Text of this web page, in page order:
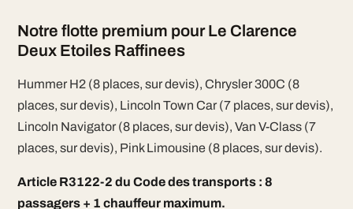
Notre flotte premium pour Le Clarence
Deux Etoiles Raffinees
Hummer H2 (8 places, sur devis), Chrysler 300C (8
places, sur devis), Lincoln Town Car (7 places, sur devis),
Lincoln Navigator (8 places, sur devis), Van V-Class (7
places, sur devis), Pink Limousine (8 places, sur devis).
Article R3122-2 du Code des transports : 8
passagers + 1 chauffeur maximum.